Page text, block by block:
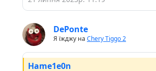
DePonte
Я їжджу на Chery Tiggo 2
Hame1e0n